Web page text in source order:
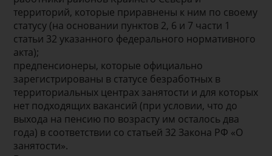
территорий, которые приравнены к ним по своему
статусу (на основании пунктов 2, 6 и 7 части 1
статьи 32 указанного федерального нормативного
акта);
предпенсионеры, которые официально
зарегистрированы в статусе безработных в
территориальных центрах занятости и для которых
нет подходящих вакансий (при условии, что до
выхода на пенсию по возрасту им осталось два
года) в соответствии со статьей 32 Закона РФ «О
занятости».